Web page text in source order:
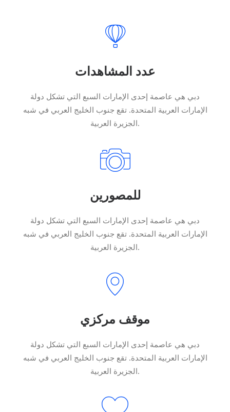
عدد المشاهدات
دبي هي عاصمة إحدى الإمارات السبع التي تشكل دولة
الإمارات العربية المتحدة. تقع جنوب الخليج العربي في شبه
الجزيرة العربية.
للمصورين
دبي هي عاصمة إحدى الإمارات السبع التي تشكل دولة
الإمارات العربية المتحدة. تقع جنوب الخليج العربي في شبه
الجزيرة العربية.
موقف مركزي
دبي هي عاصمة إحدى الإمارات السبع التي تشكل دولة
الإمارات العربية المتحدة. تقع جنوب الخليج العربي في شبه
الجزيرة العربية.